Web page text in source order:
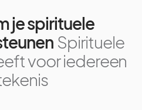
je spirituele
Spirituele
voor iedereen